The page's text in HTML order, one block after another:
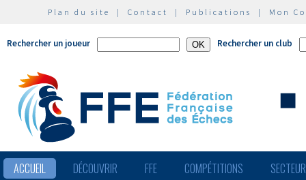
Plan du site | Contact | Publications | Mon
Rechercher un joueur Rechercher un club
ACCUEIL DÉCOUVRIR FFE COMPÉTITIONS